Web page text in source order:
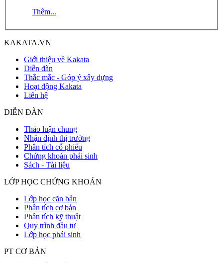
Thêm...
KAKATA.VN
Giới thiệu về Kakata
Diễn đàn
Thắc mắc - Góp ý xây dựng
Hoạt động Kakata
Liên hệ
DIỄN ĐÀN
Thảo luận chung
Nhận định thị trường
Phân tích cổ phiếu
Chứng khoán phái sinh
Sách - Tài liệu
LỚP HỌC CHỨNG KHOÁN
Lớp học căn bản
Phân tích cơ bản
Phân tích kỹ thuật
Quy trình đầu tư
Lớp học phái sinh
PT CƠ BẢN